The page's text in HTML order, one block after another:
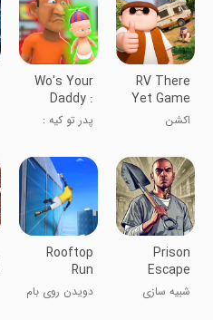
RV There
Yet Game
اکشن
Wo's Your
Daddy :
Ultimte
پدر تو کیه :
Prison
Escape
Simulator
شبیه سازی
Rooftop
Run
دویدن روی بام